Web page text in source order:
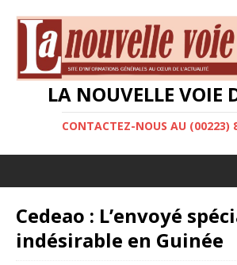
LA NOUVELLE VOIE
CONTACTEZ-NOUS AU (00223)
Cedeao : L’envoyé
indésirable en Guinée